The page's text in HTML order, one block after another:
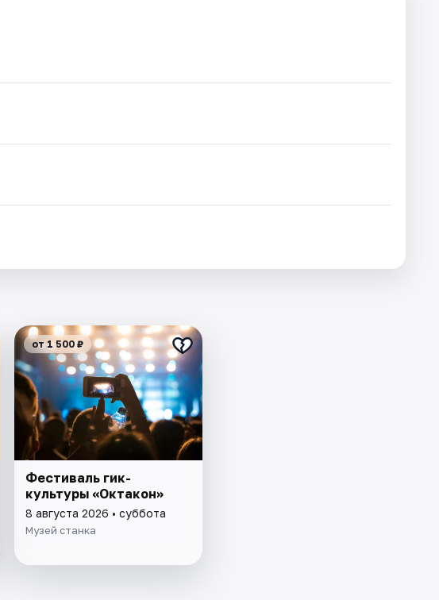
от 1 500 ₽
Фестиваль гик-
культуры «Октакон»
8 августа 2026 • суббота
Музей станка